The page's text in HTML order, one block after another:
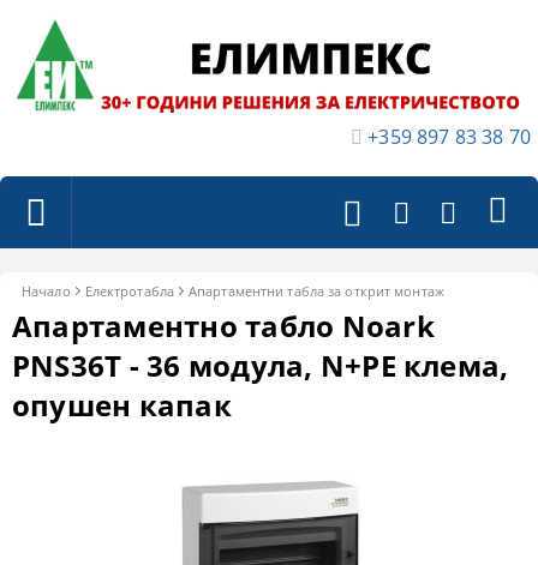
+359 897 83 38 70
Начало Електротабла Апартаментни табла за открит монтаж
Апартаментно табло Noark
PNS36T - 36 модула, N+PE клема,
опушен капак